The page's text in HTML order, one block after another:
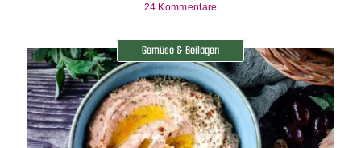
24 Kommentare
Gemüse & Beilagen